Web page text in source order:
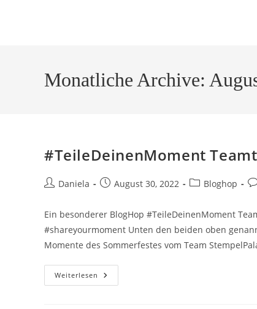
Monatliche Archive:
#TeileDeinenMoment
Daniela August 30, 2022 Bloghop
Ein besonderer BlogHop #TeileDeinenMoment
#shareyourmoment Unten den beiden oben
Momente des Sommerfestes vom Team
Weiterlesen